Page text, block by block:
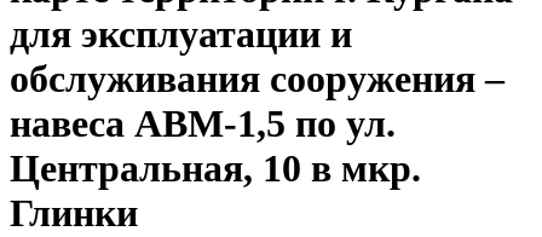
для эксплуатации и
обслуживания сооружения –
навеса АВМ-1,5 по ул.
Центральная, 10 в мкр.
Глинки